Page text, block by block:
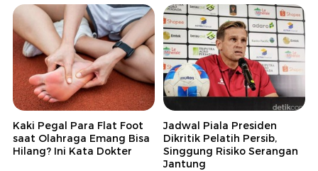
Kaki Pegal Para Flat Foot
saat Olahraga Emang Bisa
Hilang? Ini Kata Dokter
Jadwal Piala Presiden
Dikritik Pelatih Persib,
Singgung Risiko Serangan
Jantung